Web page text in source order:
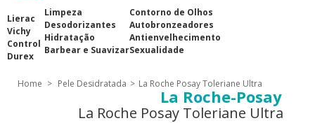
Lierac
Vichy
Control
Durex
Limpeza
Desodorizantes
Hidratação
Barbear e Suavizar
Contorno de Olhos
Autobronzeadores
Antienvelhecimento
Sexualidade
Home > Pele Desidratada > La Roche Posay Toleriane Ultra
La Roche-Posay
La Roche Posay Toleriane Ultra